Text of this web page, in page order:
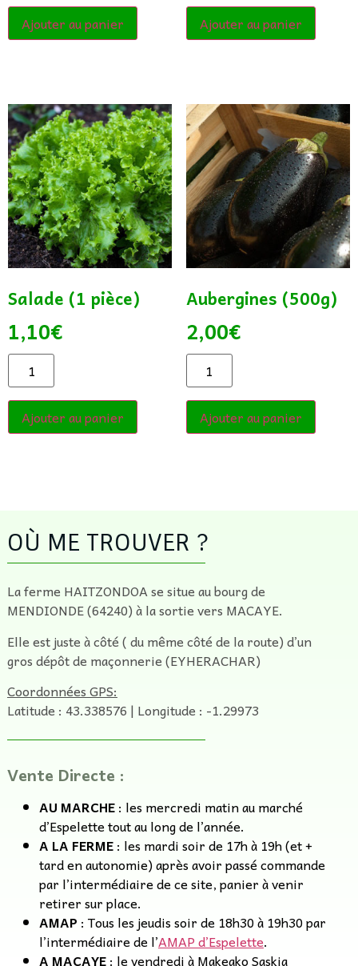
Ajouter au panier Ajouter au panier
Salade (1 pièce)
1,10€
Ajouter au panier
Aubergines (500g)
2,00€
Ajouter au panier
OÙ ME TROUVER ?
La ferme HAITZONDOA se situe au bourg de
MENDIONDE (64240) à la sortie vers MACAYE.
Elle est juste à côté ( du même côté de la route) d’un
gros dépôt de maçonnerie (EYHERACHAR)
Coordonnées GPS:
Latitude : 43.338576 | Longitude : -1.29973
Vente Directe :
AU MARCHE: les mercredi matin au marché
d’Espelette tout au long de l’année.
A LA FERME: les mardi soir de 17h à 19h (et +
tard en autonomie) après avoir passé commande
par l’intermédiaire de ce site, panier à venir
retirer sur place.
AMAP : Tous les jeudis soir de 18h30 à 19h30 par
l’intermédiaire de l’AMAP d’Espelette.
A MACAYE: le vendredi à Makeako Saskia